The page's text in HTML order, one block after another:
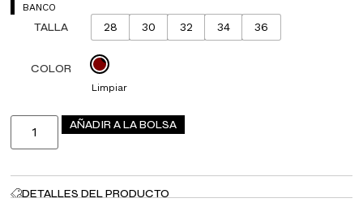
BANCO
TALLA 28 30 32 34 36
COLOR
Limpiar
AÑADIR A LA BOLSA
DETALLES DEL PRODUCTO